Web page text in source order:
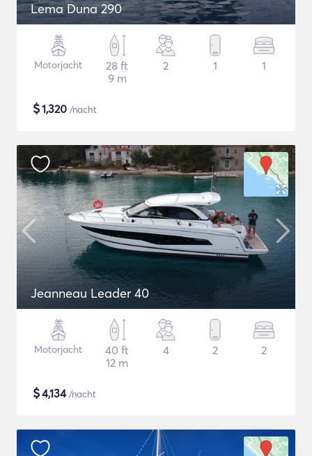
Lema Duna 290
Motorjacht
28 ft
9 m
2 1 1
$1,320 /nacht
Jeanneau Leader 40
Motorjacht
40 ft
12 m
4 2 2
$4,134/nacht